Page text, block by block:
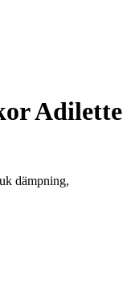
Adilette
dämpning,